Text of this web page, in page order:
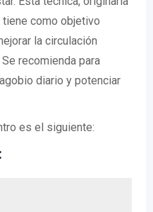
tiene como objetivo
la circulación
recomienda para
diario y potenciar
es el siguiente: